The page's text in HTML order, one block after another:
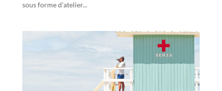
sous forme d’atelier...